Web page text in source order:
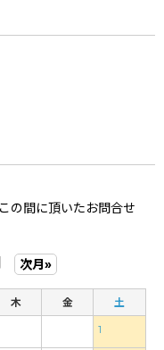
の間に頂いたお問合せ
次月»
木 金 土
1